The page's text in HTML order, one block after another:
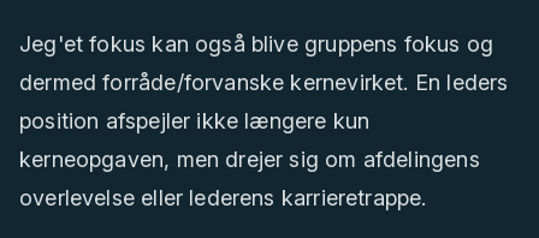
Jeg'et fokus kan også blive gruppens fokus og
dermed forråde/forvanske kernevirket. En leders
position afspejler ikke længere kun
kerneopgaven, men drejer sig om afdelingens
overlevelse eller lederens karrieretrappe.